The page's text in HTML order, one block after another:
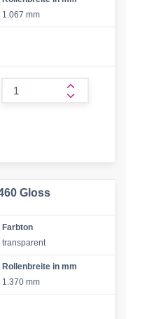
1.067 mm
form.increase-
Gloss
Farbton
transparent
Rollenbreite in mm
1.370 mm